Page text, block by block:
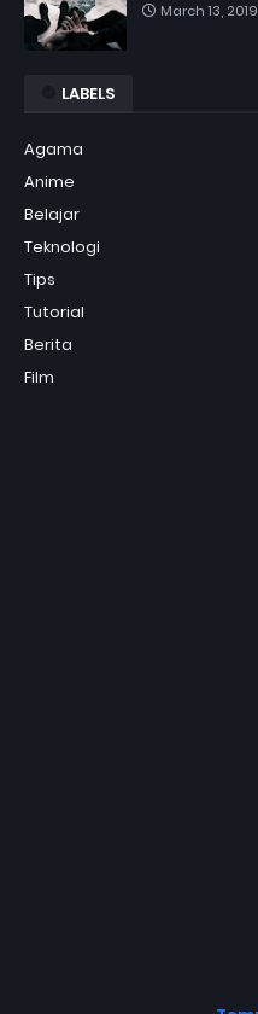
March 13, 2019
LABELS
Agama
Anime
Belajar
Teknologi
Tips
Tutorial
Berita
Film